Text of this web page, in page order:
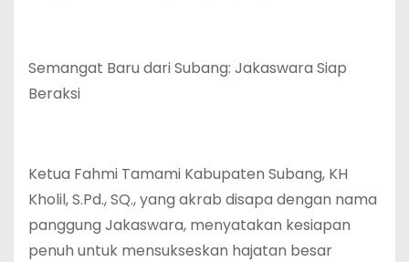
Semangat Baru dari Subang: Jakaswara Siap
Beraksi
Ketua Fahmi Tamami Kabupaten Subang, KH
Kholil, S.Pd., SQ., yang akrab disapa dengan nama
panggung Jakaswara, menyatakan kesiapan
penuh untuk mensukseskan hajatan besar